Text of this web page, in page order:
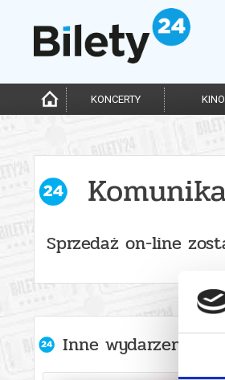
KONCERTY KINO
Sprzedaż on-line
Inne wydarzenia